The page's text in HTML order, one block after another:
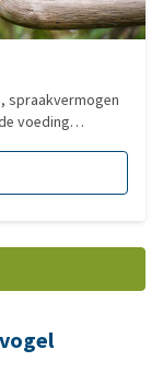
spraakvermogen
voeding
bij papegaaien
Die
aan moet
meebrengt en